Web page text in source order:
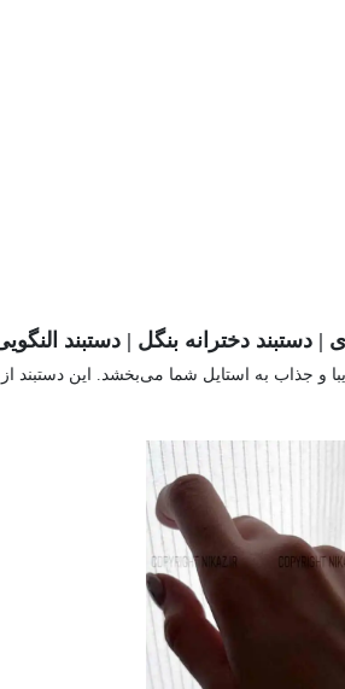
و جذاب به استایل شما می‌بخشد. این دستبند از